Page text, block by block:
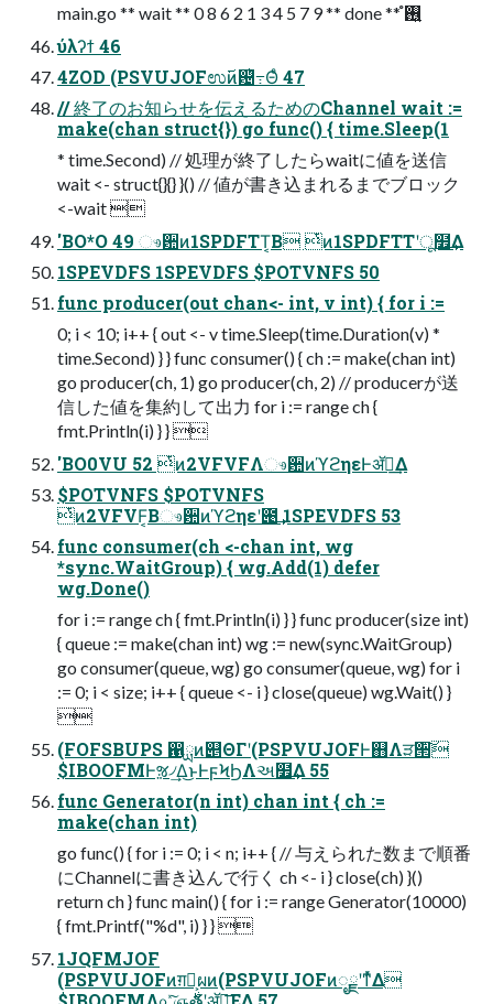
main.go ** wait ** 0 8 6 2 1 3 4 5 7 9 ** done ** ࢖͍ํ
ύλʔϯ 46
4ZOD (PSVUJOFಉ࢜ͷ଴ͪ߹Θͤ 47
// 終了のお知らせを伝えるためのChannel wait :=
make(chan struct{}) go func() { time.Sleep(1
* time.Second) // 処理が終了したらwaitに値を送信
wait <- struct{}{} }() // 値が書き込まれるまでブロック
<-wait 
'BO*O 49 ෳ਺ͷ1SPDFTT͔Β ͭͷ1SPDFTTʹू໿͢Δ
1SPEVDFS 1SPEVDFS $POTVNFS 50
func producer(out chan<- int, v int) { for i :=
0; i < 10; i++ { out <- v time.Sleep(time.Duration(v) *
time.Second) } } func consumer() { ch := make(chan int)
go producer(ch, 1) go producer(ch, 2) // producerが送
信した値を集約して出力 for i := range ch {
fmt.Println(i) } } 
'BO0VU 52 ͭͷ2VFVFΛෳ਺ͷϓϩηεͰॲཧ͢Δ
$POTVNFS $POTVNFS
ͭͷ2VFVF͔Βෳ਺ͷϓϩηεʹ౉͢ 1SPEVDFS 53
func consumer(ch <-chan int, wg
*sync.WaitGroup) { wg.Add(1) defer
wg.Done()
for i := range ch { fmt.Println(i) } } func producer(size int)
{ queue := make(chan int) wg := new(sync.WaitGroup)
go consumer(queue, wg) go consumer(queue, wg) for i
:= 0; i < size; i++ { queue <- i } close(queue) wg.Wait() }

(FOFSBUPS ഑ྻͷ୅ΘΓʹ(PSPVUJOFͰ஋Λੜ੒͠
$IBOOFMͰૹ৴͢Δ͜ͱͰϝϞϦΛઅ໿͢Δ 55
func Generator(n int) chan int { ch :=
make(chan int)
go func() { for i := 0; i < n; i++ { // 与えられた数まで順番
にChannelに書き込んで行く ch <- i } close(ch) }()
return ch } func main() { for i := range Generator(10000)
{ fmt.Printf("%d", i) } } 
1JQFMJOF
(PSPVUJOFͷग़ྗ͕ผͷ(PSPVUJOFͷೖྗʹͳͬͯΔ